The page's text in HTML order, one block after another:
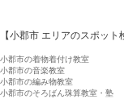
【小郡市 エリアのスポット
小郡市の着物着付け教室
小郡市の音楽教室
小郡市の編み物教室
小郡市のそろばん珠算教室・塾